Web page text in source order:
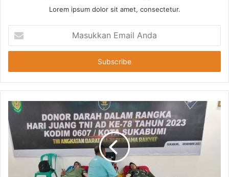
Lorem ipsum dolor sit amet, consectetur.
Email
Anda